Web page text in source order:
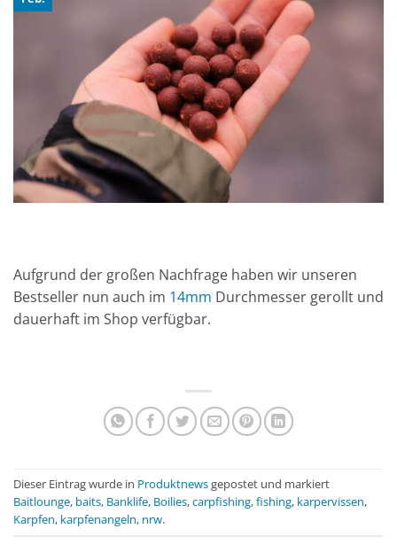
Aufgrund der großen Nachfrage haben wir unseren
Bestseller nun auch im 14mm Durchmesser gerollt und
dauerhaft im Shop verfügbar.
Dieser Eintrag wurde in Produktnewsgepostet und markiert
Baitlounge, baits, Banklife, Boilies,carpfishing,fishing, karpervissen,
Karpfen, karpfenangeln, nrw.